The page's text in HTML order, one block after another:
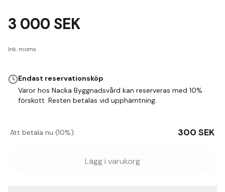
3 000 SEK
Ink. moms
Endast reservationsköp
Varor hos Nacka Byggnadsvård kan reserveras med 10%
förskott. Resten betalas vid upphämtning.
Att betala nu (10%): 300 SEK
Lägg i varukorg